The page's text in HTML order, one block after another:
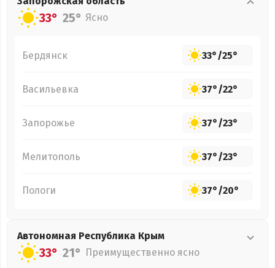
33° 25° Ясно
Бердянск 33°/25°
Васильевка 37°/22°
Запорожье 37°/23°
Мелитополь 37°/23°
Пологи 37°/20°
Автономная Республика Крым
33° 21° Преимущественно ясно